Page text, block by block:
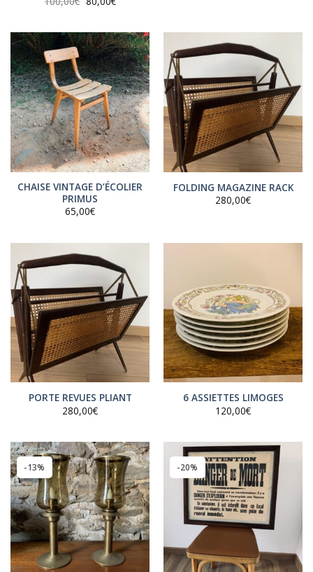
prix
100,00€.
prix
80,00€.
CHAISE VINTAGE D’ÉCOLIER
PRIMUS
65,00€
FOLDING MAGAZINE RACK
280,00€
PORTE REVUES PLIANT
280,00€
6 ASSIETTES LIMOGES
120,00€
-13% -20%